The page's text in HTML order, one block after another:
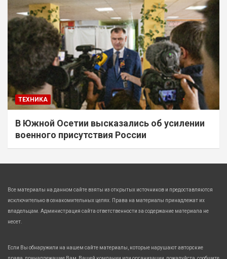
ТЕХНИКА
В Южной Осетии высказались об усилении
военного присутствия России
Все материалы на данном сайте взяты из открытых источников и предоставляются
исключительно в ознакомительных целях. Права на материалы принадлежат их
владельцам. Администрация сайта ответственности за содержание материала не
несет.
Если Вы обнаружили на нашем сайте материалы, которые нарушают авторские